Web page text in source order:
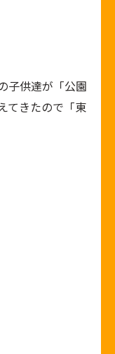
子供達が「公園
てきたので「東